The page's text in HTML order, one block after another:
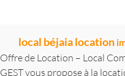
local béjaia location
Offre de Location – Local
GEST vous propose à la